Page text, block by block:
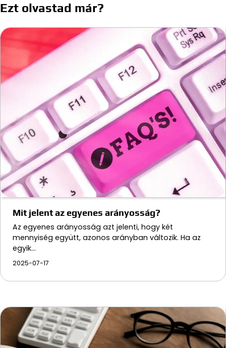
Ezt olvastad már?
Mit jelent az egyenes arányosság?
Az egyenes arányosság azt jelenti, hogy két
mennyiség együtt, azonos arányban változik. Ha az
egyik…
2025-07-17